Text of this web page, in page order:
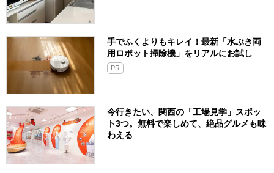
手でふくよりもキレイ！最新「水ぶき両
用ロボット掃除機」をリアルにお試し
PR
今行きたい、関西の「工場見学」スポッ
ト3つ。無料で楽しめて、絶品グルメも味
わえる